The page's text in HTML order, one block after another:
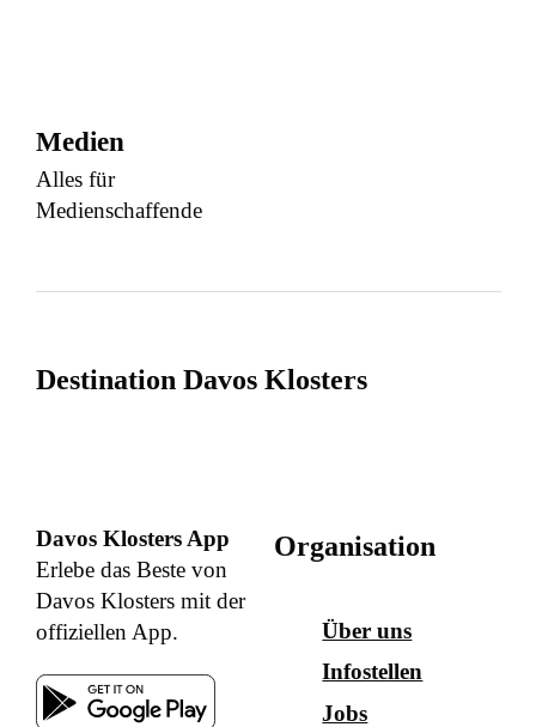
Medien
Alles für
Medienschaffende
Destination Davos Klosters
Davos Klosters App
Erlebe das Beste von
Davos Klosters mit der
offiziellen App.
Organisation
Über uns
Infostellen
Jobs